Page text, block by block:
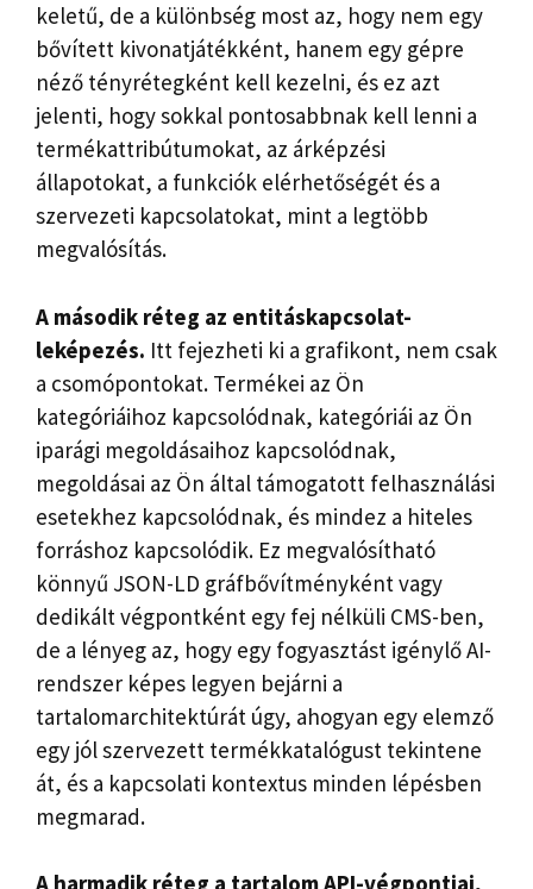
keletű, de a különbség most az, hogy nem egy
bővített kivonatjátékként, hanem egy gépre
néző tényrétegként kell kezelni, és ez azt
jelenti, hogy sokkal pontosabbnak kell lenni a
termékattribútumokat, az árképzési
állapotokat, a funkciók elérhetőségét és a
szervezeti kapcsolatokat, mint a legtöbb
megvalósítás.
A második réteg az entitáskapcsolat-
leképezés. Itt fejezheti ki a grafikont, nem csak
a csomópontokat. Termékei az Ön
kategóriáihoz kapcsolódnak, kategóriái az Ön
iparági megoldásaihoz kapcsolódnak,
megoldásai az Ön által támogatott felhasználási
esetekhez kapcsolódnak, és mindez a hiteles
forráshoz kapcsolódik. Ez megvalósítható
könnyű JSON-LD gráfbővítményként vagy
dedikált végpontként egy fej nélküli CMS-ben,
de a lényeg az, hogy egy fogyasztást igénylő AI-
rendszer képes legyen bejárni a
tartalomarchitektúrát úgy, ahogyan egy elemző
egy jól szervezett termékkatalógust tekintene
át, és a kapcsolati kontextus minden lépésben
megmarad.